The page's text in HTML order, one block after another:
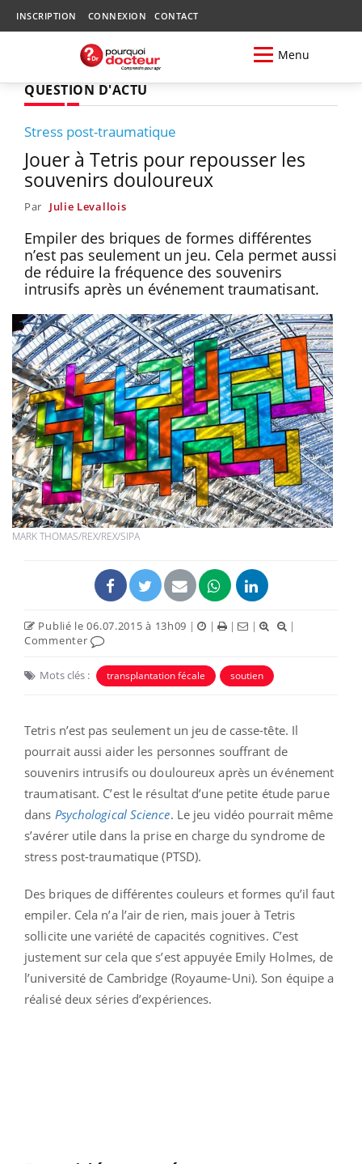
INSCRIPTION CONNEXION CONTACT
Menu
QUESTION D'ACTU
Stress post-traumatique
Jouer à Tetris pour repousser les
souvenirs douloureux
Par Julie Levallois
Empiler des briques de formes différentes
n’est pas seulement un jeu. Cela permet aussi
de réduire la fréquence des souvenirs
intrusifs après un événement traumatisant.
MARK THOMAS/REX/REX/SIPA
Publié le 06.07.2015 à 13h09 | | | |
|
Commenter
Mots clés : transplantation fécale soutien
Tetris n’est pas seulement un jeu de casse-tête. Il
pourrait aussi aider les personnes souffrant de
souvenirs intrusifs ou douloureux après un événement
traumatisant. C’est le résultat d’une petite étude parue
dans Psychological Science. Le jeu vidéo pourrait même
s’avérer utile dans la prise en charge du syndrome de
stress post-traumatique (PTSD).
Des briques de différentes couleurs et formes qu’il faut
empiler. Cela n’a l’air de rien, mais jouer à Tetris
sollicite une variété de capacités cognitives. C’est
justement sur cela que s’est appuyée Emily Holmes, de
l’université de Cambridge (Royaume-Uni). Son équipe a
réalisé deux séries d’expériences.